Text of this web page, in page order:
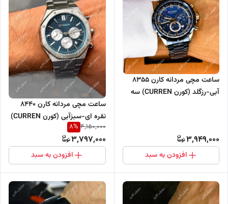
ساعت مچی مردانه کارن 8355
آبی-رزگلد (کورن CURREN) سه
3,949,000
افزودن به سبد
ساعت مچی مردانه کارن 8440
نقره ای-سبزآبی (کورن CURREN)
سه موتور فعال
4,150,000
8%
3,797,000
افزودن به سبد